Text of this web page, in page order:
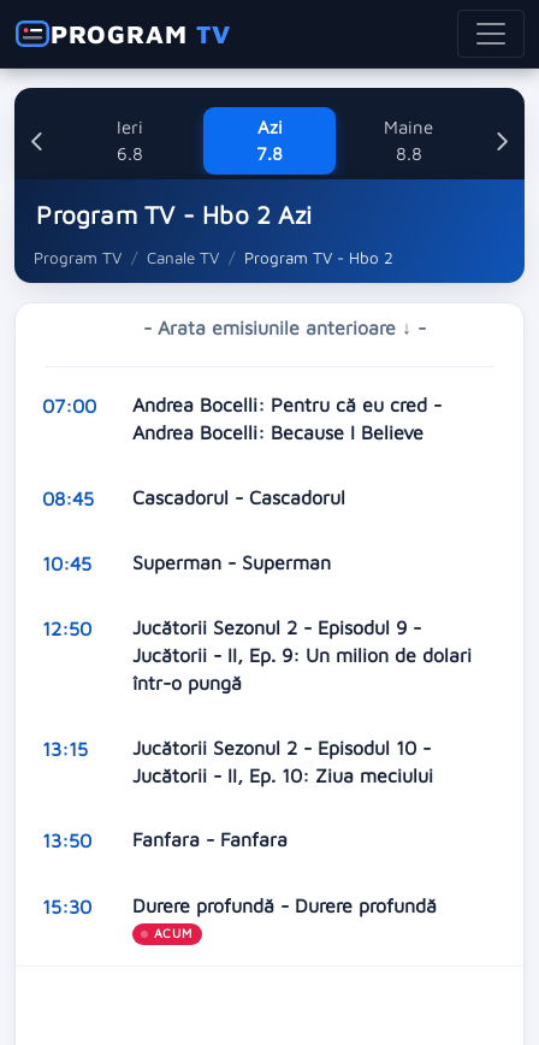
PROGRAMTV
Ieri
6.8
Azi
7.8
Maine
8.8
Program TV - Hbo 2 Azi
Program TV Canale TV Program TV - Hbo 2
- Arata emisiunile anterioare ↓ -
07:00
Andrea Bocelli: Pentru că eu cred -
Andrea Bocelli: Because I Believe
08:45 Cascadorul - Cascadorul
10:45 Superman - Superman
12:50
Jucătorii Sezonul 2 - Episodul 9 -
Jucătorii - II, Ep. 9: Un milion de dolari
într-o pungă
13:15
Jucătorii Sezonul 2 - Episodul 10 -
Jucătorii - II, Ep. 10: Ziua meciului
13:50 Fanfara - Fanfara
15:30 Durere profundă - Durere profundă
ACUM